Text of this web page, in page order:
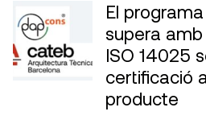
El
supera amb
ISO 14025
certificació
producte